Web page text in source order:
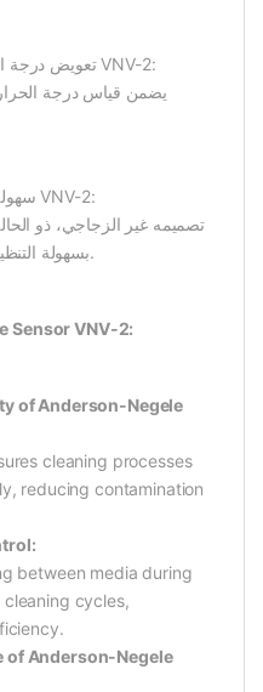
تعويض درجة الحرارة لمستشعر أندرسون-نيجيل VNV-2:
يضمن قياس درجة
سهولة صيانة مستشعر أندرسون-نيجيل VNV-2:
تصميمه غير الزجاجي، ذو
بسهولة التنظيف دون الحاجة إلى إعادة المعايرة.
Sensor VNV-2:
of Anderson-Negele
cleaning processes
reducing contamination
between media during
cycles,
of Anderson-Negele